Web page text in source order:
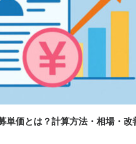
単価とは？計算方法・相場・